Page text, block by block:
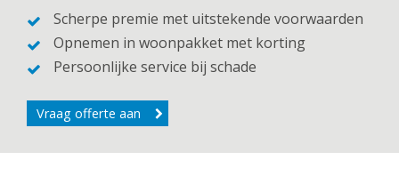
Scherpe premie met uitstekende voorwaarden
Opnemen in woonpakket met korting
Persoonlijke service bij schade
Vraag offerte aan